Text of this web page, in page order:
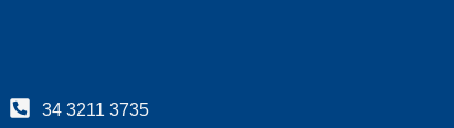
34 3211 3735